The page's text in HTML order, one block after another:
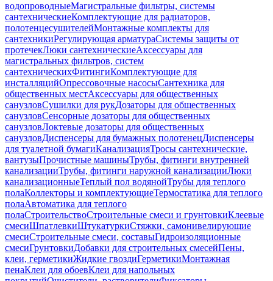
водопроводныеМагистральные фильтры, системы
сантехническиеКомплектующие для радиаторов,
полотенцесушителейМонтажные комплекты для
сантехникиРегулирующая арматураСистемы защиты от
протечекЛюки сантехническиеАксессуары для
магистральных фильтров, систем
сантехническихФитингиКомплектующие для
инсталляцийОпрессовочные насосыСантехника для
общественных местАксессуары для общественных
санузловСушилки для рукДозаторы для общественных
санузловСенсорные дозаторы для общественных
санузловЛоктевые дозаторы для общественных
санузловДиспенсеры для бумажных полотенецДиспенсеры
для туалетной бумагиКанализацияТросы сантехнические,
вантузыПрочистные машиныТрубы, фитинги внутренней
канализацииТрубы, фитинги наружной канализацииЛюки
канализационныеТеплый пол водянойТрубы для теплого
полаКоллекторы и комплектующиеТермостатика для теплого
полаАвтоматика для теплого
полаСтроительствоСтроительные смеси и грунтовкиКлеевые
смесиШпатлевкиШтукатуркиСтяжки, самонивелирующие
смесиСтроительные смеси, составыГидроизоляционные
смесиГрунтовкиДобавки для строительных смесейПены,
клеи, герметикиЖидкие гвоздиГерметикиМонтажная
пенаКлеи для обоевКлеи для напольных